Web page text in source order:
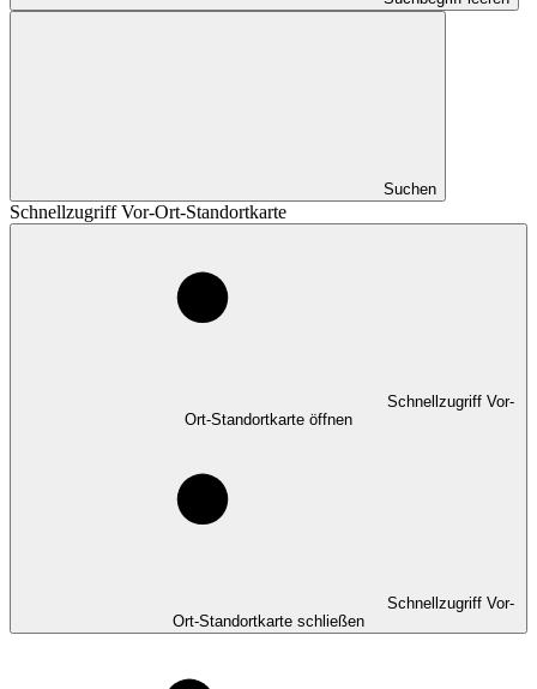
Suchen
Schnellzugriff Vor-Ort-Standortkarte
Schnellzugriff Vor-
Ort-Standortkarte öffnen
Schnellzugriff Vor-
Ort-Standortkarte schließen